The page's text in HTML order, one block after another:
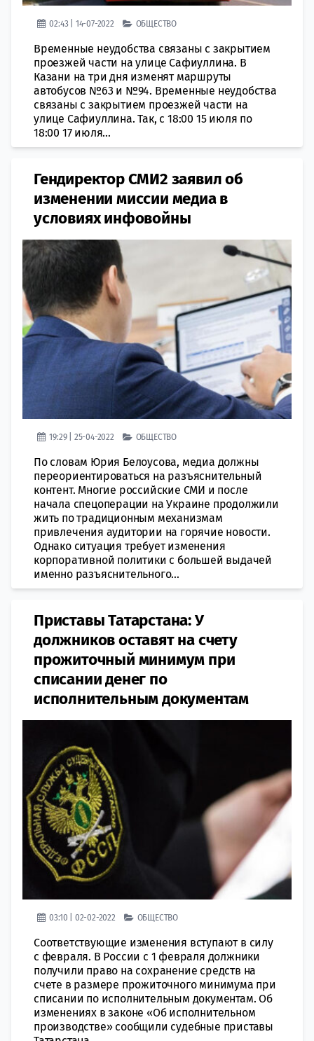
02:43 | 14-07-2022 ОБЩЕСТВО
Временные неудобства связаны с закрытием
проезжей части на улице Сафиуллина. В
Казани на три дня изменят маршруты
автобусов №63 и №94. Временные неудобства
связаны с закрытием проезжей части на
улице Сафиуллина. Так, с 18:00 15 июля по
18:00 17 июля...
Гендиректор СМИ2 заявил об
изменении миссии медиа в
условиях инфовойны
19:29 | 25-04-2022 ОБЩЕСТВО
По словам Юрия Белоусова, медиа должны
переориентироваться на разъяснительный
контент. Многие российские СМИ и после
начала спецоперации на Украине продолжили
жить по традиционным механизмам
привлечения аудитории на горячие новости.
Однако ситуация требует изменения
корпоративной политики с большей выдачей
именно разъяснительного...
Приставы Татарстана: У
должников оставят на счету
прожиточный минимум при
списании денег по
исполнительным документам
03:10 | 02-02-2022 ОБЩЕСТВО
Соответствующие изменения вступают в силу
с февраля. В России с 1 февраля должники
получили право на сохранение средств на
счете в размере прожиточного минимума при
списании по исполнительным документам. Об
изменениях в законе «Об исполнительном
производстве» сообщили судебные приставы